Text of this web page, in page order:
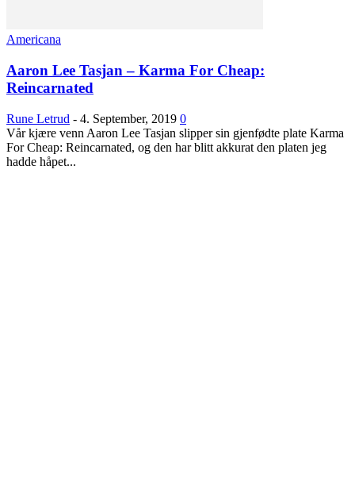
Americana
Aaron Lee Tasjan – Karma For Cheap:
Reincarnated
Rune Letrud - 4. September, 2019 0
Vår kjære venn Aaron Lee Tasjan slipper sin gjenfødte plate Karma
For Cheap: Reincarnated, og den har blitt akkurat den platen jeg
hadde håpet...